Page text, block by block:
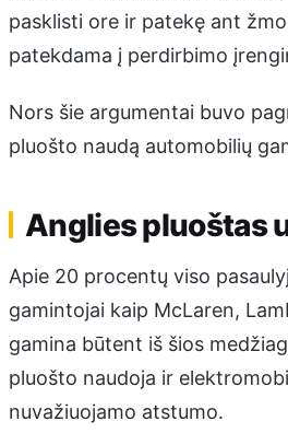
pasklisti ore ir patekę ant
patekdama į perdirbimo
Nors šie argumentai buvo
pluošto naudą automobilių
Anglies pluoštas
Apie 20 procentų viso
gamintojai kaip McLaren,
gamina būtent iš šios
pluošto naudoja ir
nuvažiuojamo atstumo.